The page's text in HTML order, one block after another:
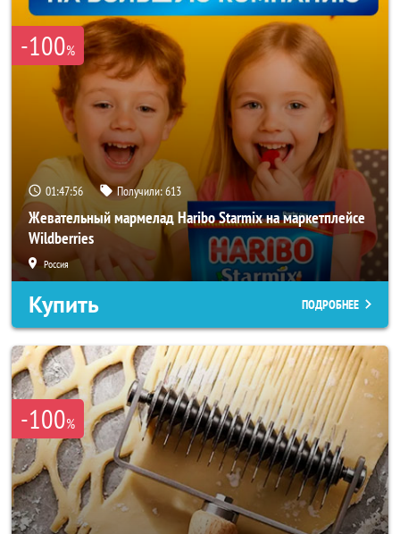
-100%
01:47:54 Получили:613
Жевательный мармелад Haribo Starmix на маркетплейсе
Wildberries
Россия
Купить ПОДРОБНЕЕ
-100%